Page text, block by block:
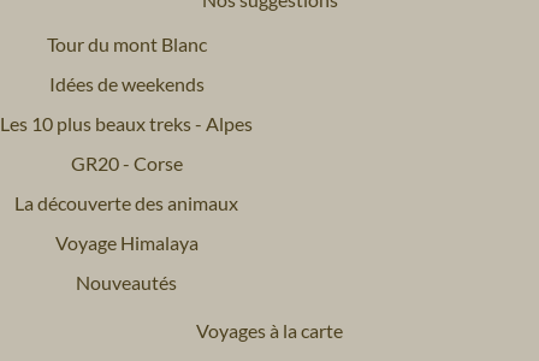
Tour du mont Blanc
Idées de weekends
Les 10 plus beaux treks - Alpes
GR20 - Corse
La découverte des animaux
Voyage Himalaya
Nouveautés
Voyages à la carte